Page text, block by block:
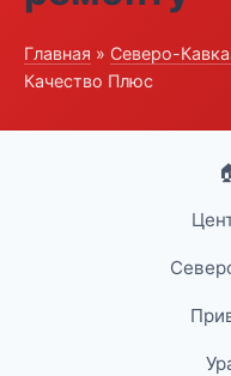
Главная » Северо-
Качество Плюс